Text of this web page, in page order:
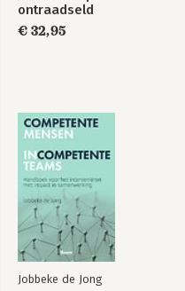
ontraadseld
€ 32,95
Jobbeke de Jong